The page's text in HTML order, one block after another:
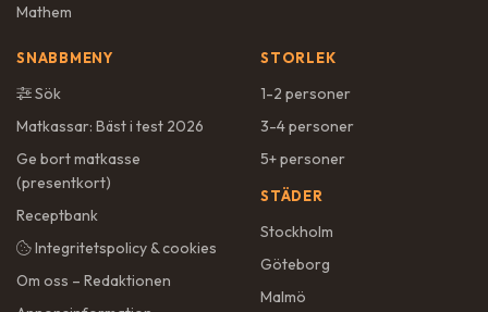
Mathem
SNABBMENY
Sök
Matkassar: Bäst i test 2026
Ge bort matkasse
(presentkort)
Receptbank
Integritetspolicy & cookies
Om oss – Redaktionen
STORLEK
1-2 personer
3-4 personer
5+ personer
STÄDER
Stockholm
Göteborg
Malmö